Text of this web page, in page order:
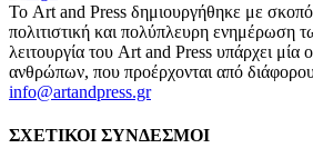
Το Art and Press δημιουργήθηκε με σκοπό
πολιτιστική και πολύπλευρη ενημέρωση
λειτουργία του Art and Press υπάρχει
ανθρώπων, που προέρχονται από
info@artandpress.gr
ΣΧΕΤΙΚΟΙ ΣΥΝΔΕΣΜΟΙ